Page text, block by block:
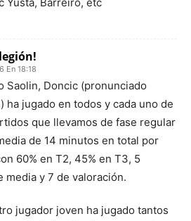
En 18:18
Saolin, Doncic (pronunciado
ha jugado en todos y cada uno de
que llevamos de fase regular
de 14 minutos en total por
60% en T2, 45% en T3, 5
media y 7 de valoración.
jugador joven ha jugado tantos